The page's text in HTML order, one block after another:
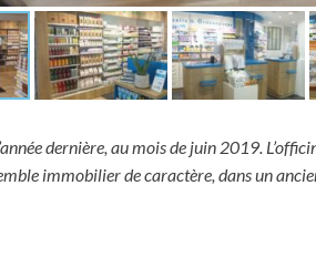
dernière, au mois de juin 2019.
immobilier de caractère, dans un